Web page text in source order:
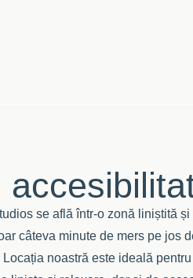
se află într-o zonă liniștită și
câteva minute de mers pe jos
noastră este ideală